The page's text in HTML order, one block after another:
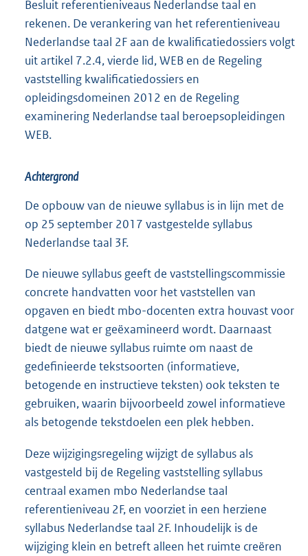
Besluit referentieniveaus Nederlandse taal en
rekenen. De verankering van het referentieniveau
Nederlandse taal 2F aan de kwalificatiedossiers volgt
uit artikel 7.2.4, vierde lid, WEB en de Regeling
vaststelling kwalificatiedossiers en
opleidingsdomeinen 2012 en de Regeling
examinering Nederlandse taal beroepsopleidingen
WEB.
Achtergrond
De opbouw van de nieuwe syllabus is in lijn met de
op 25 september 2017 vastgestelde syllabus
Nederlandse taal 3F.
De nieuwe syllabus geeft de vaststellingscommissie
concrete handvatten voor het vaststellen van
opgaven en biedt mbo-docenten extra houvast voor
datgene wat er geëxamineerd wordt. Daarnaast
biedt de nieuwe syllabus ruimte om naast de
gedefinieerde tekstsoorten (informatieve,
betogende en instructieve teksten) ook teksten te
gebruiken, waarin bijvoorbeeld zowel informatieve
als betogende tekstdoelen een plek hebben.
Deze wijzigingsregeling wijzigt de syllabus als
vastgesteld bij de Regeling vaststelling syllabus
centraal examen mbo Nederlandse taal
referentieniveau 2F, en voorziet in een herziene
syllabus Nederlandse taal 2F. Inhoudelijk is de
wijziging klein en betreft alleen het ruimte creëren